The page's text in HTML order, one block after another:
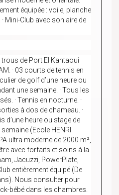
équipée : voile, planche
Mini-Club avec son aire de
de Port El Kantaoui
· 03 courts de tennis en
de golf d’une heure ou
une semaine. · Tous les
· Tennis en nocturne. ·
à dos de chameau. ·
d’une heure ou stage de
(Ecole HENRI
ultra moderne de 2000 m²,
avec forfaits et soins à la
Jacuzzi, PowerPlate,
entièrement équipé (De
Nous consulter pour
bébé dans les chambres.